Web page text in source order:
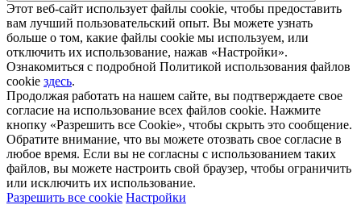
Этот веб-сайт использует файлы cookie, чтобы предоставить
вам лучший пользовательский опыт. Вы можете узнать
больше о том, какие файлы cookie мы используем, или
отключить их использование, нажав «Настройки».
Ознакомиться с подробной Политикой использования файлов
cookie здесь.
Продолжая работать на нашем сайте, вы подтверждаете свое
согласие на использование всех файлов cookie. Нажмите
кнопку «Разрешить все Cookie», чтобы скрыть это сообщение.
Обратите внимание, что вы можете отозвать свое согласие в
любое время. Если вы не согласны с использованием таких
файлов, вы можете настроить свой браузер, чтобы ограничить
или исключить их использование.
Разрешить все cookie Настройки